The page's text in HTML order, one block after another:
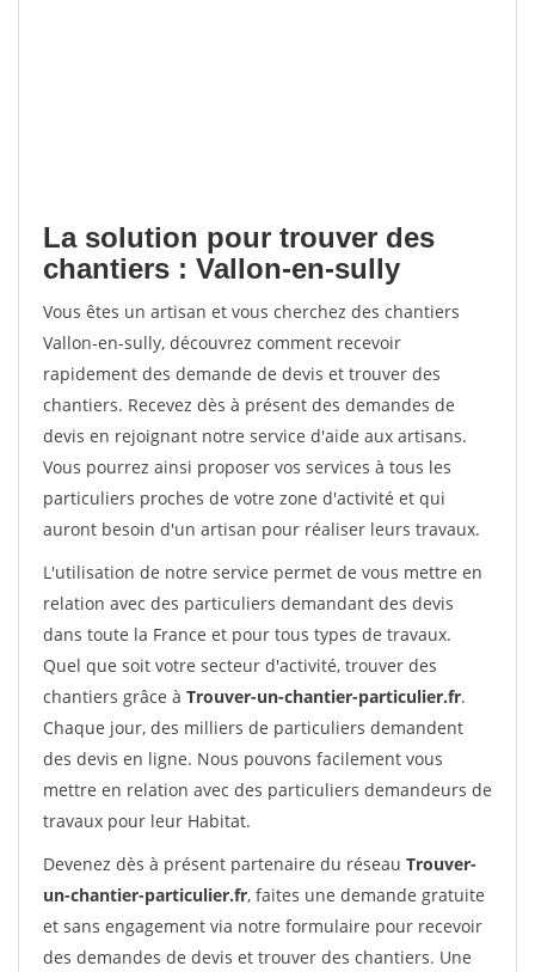
La solution pour trouver des
chantiers : Vallon-en-sully
Vous êtes un artisan et vous cherchez des chantiers
Vallon-en-sully, découvrez comment recevoir
rapidement des demande de devis et trouver des
chantiers. Recevez dès à présent des demandes de
devis en rejoignant notre service d'aide aux artisans.
Vous pourrez ainsi proposer vos services à tous les
particuliers proches de votre zone d'activité et qui
auront besoin d'un artisan pour réaliser leurs travaux.
L'utilisation de notre service permet de vous mettre en
relation avec des particuliers demandant des devis
dans toute la France et pour tous types de travaux.
Quel que soit votre secteur d'activité, trouver des
chantiers grâce à Trouver-un-chantier-particulier.fr.
Chaque jour, des milliers de particuliers demandent
des devis en ligne. Nous pouvons facilement vous
mettre en relation avec des particuliers demandeurs de
travaux pour leur Habitat.
Devenez dès à présent partenaire du réseau Trouver-
un-chantier-particulier.fr, faites une demande gratuite
et sans engagement via notre formulaire pour recevoir
des demandes de devis et trouver des chantiers. Une